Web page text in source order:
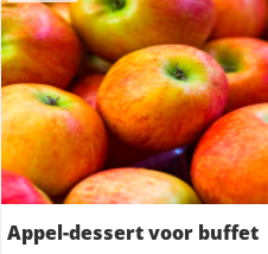
Appel-dessert voor buffet